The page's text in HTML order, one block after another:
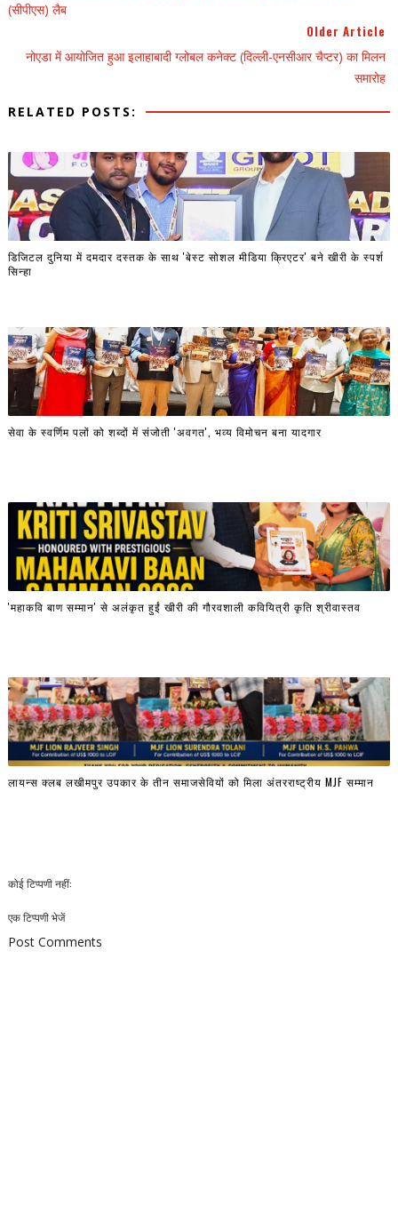
(सीपीएस) लैब
Older Article
नोएडा में आयोजित हुआ इलाहाबादी ग्लोबल कनेक्ट (दिल्ली-एनसीआर चैप्टर) का मिलन
समारोह
RELATED POSTS:
डिजिटल दुनिया में दमदार दस्तक के साथ 'बेस्ट सोशल मीडिया क्रिएटर' बने खीरी के स्पर्श
सिन्हा
सेवा के स्वर्णिम पलों को शब्दों में संजोती 'अवगत', भव्य विमोचन बना यादगार
'महाकवि बाण सम्मान' से अलंकृत हुईं खीरी की गौरवशाली कवियित्री कृति श्रीवास्तव
लायन्स क्लब लखीमपुर उपकार के तीन समाजसेवियों को मिला अंतरराष्ट्रीय MJF सम्मान
कोई टिप्पणी नहीं:
एक टिप्पणी भेजें
Post Comments